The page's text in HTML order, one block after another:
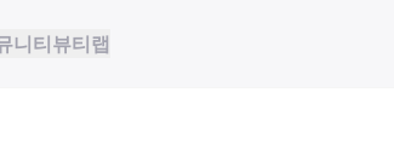
니티뷰티랩